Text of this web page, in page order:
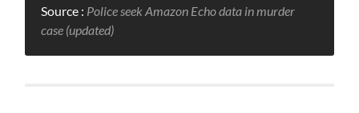
Source : Police seek Amazon Echo data in murder
case (updated)